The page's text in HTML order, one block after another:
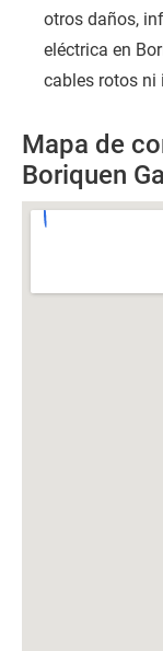
otros daños,
eléctrica en
cables rotos ni
Mapa de
Boriquen